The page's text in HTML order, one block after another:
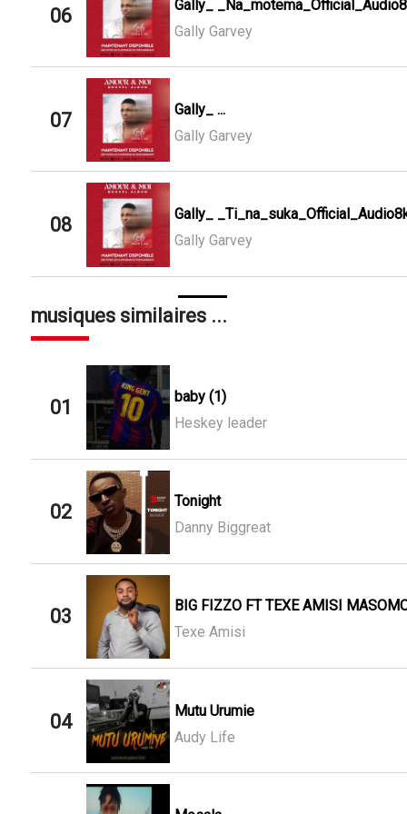
06
Gally_
Gally Garvey
07
Gally_ ...
Gally Garvey
08
Gally_
Gally Garvey
musiques similaires ...
01
baby (1)
Heskey leader
02
Tonight
Danny Biggreat
03
BIG FIZZO FT TEXE AMISI
Texe Amisi
04
Mutu Urumie
Audy Life